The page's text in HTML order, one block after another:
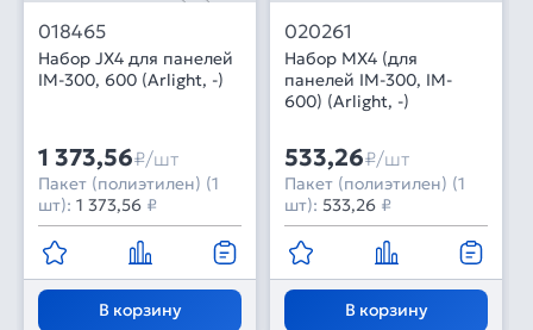
018465
Набор JX4 для панелей
IM-300, 600 (Arlight, -)
1 373,56₽/шт
Пакет (полиэтилен) (1
шт): 1 373,56 ₽
В корзину
020261
Набор MX4 (для
панелей IM-300, IM-
600) (Arlight, -)
533,26₽/шт
Пакет (полиэтилен) (1
шт): 533,26 ₽
В корзину